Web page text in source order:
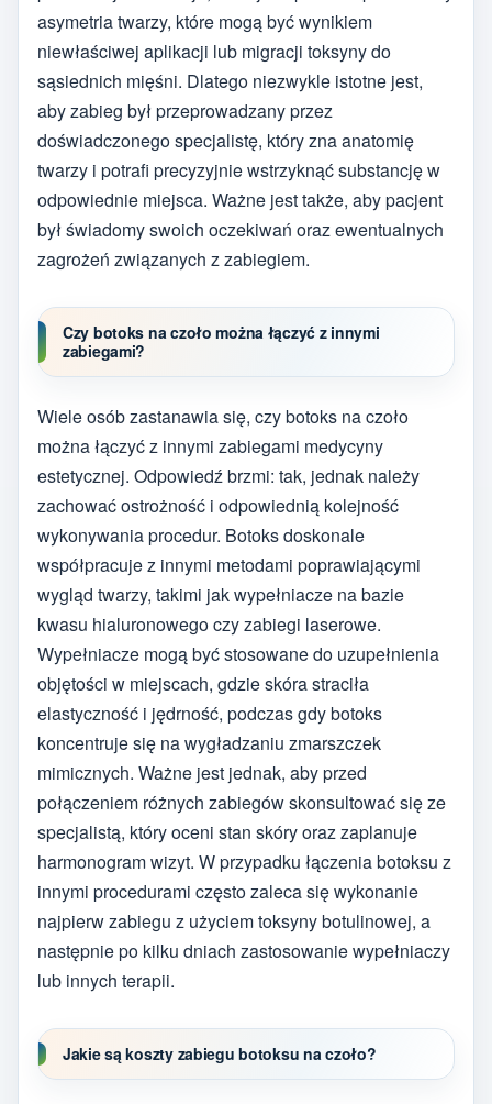
asymetria twarzy, które mogą być wynikiem
niewłaściwej aplikacji lub migracji toksyny do
sąsiednich mięśni. Dlatego niezwykle istotne jest,
aby zabieg był przeprowadzany przez
doświadczonego specjalistę, który zna anatomię
twarzy i potrafi precyzyjnie wstrzyknąć substancję w
odpowiednie miejsca. Ważne jest także, aby pacjent
był świadomy swoich oczekiwań oraz ewentualnych
zagrożeń związanych z zabiegiem.
Czy botoks na czoło można łączyć z innymi
zabiegami?
Wiele osób zastanawia się, czy botoks na czoło
można łączyć z innymi zabiegami medycyny
estetycznej. Odpowiedź brzmi: tak, jednak należy
zachować ostrożność i odpowiednią kolejność
wykonywania procedur. Botoks doskonale
współpracuje z innymi metodami poprawiającymi
wygląd twarzy, takimi jak wypełniacze na bazie
kwasu hialuronowego czy zabiegi laserowe.
Wypełniacze mogą być stosowane do uzupełnienia
objętości w miejscach, gdzie skóra straciła
elastyczność i jędrność, podczas gdy botoks
koncentruje się na wygładzaniu zmarszczek
mimicznych. Ważne jest jednak, aby przed
połączeniem różnych zabiegów skonsultować się ze
specjalistą, który oceni stan skóry oraz zaplanuje
harmonogram wizyt. W przypadku łączenia botoksu z
innymi procedurami często zaleca się wykonanie
najpierw zabiegu z użyciem toksyny botulinowej, a
następnie po kilku dniach zastosowanie wypełniaczy
lub innych terapii.
Jakie są koszty zabiegu botoksu na czoło?